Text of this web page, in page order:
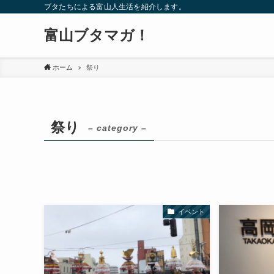
ブタたちによる富山人生活を紹介します。
富山ブタマガ！
ホーム 祭り
祭り – category –
イベント